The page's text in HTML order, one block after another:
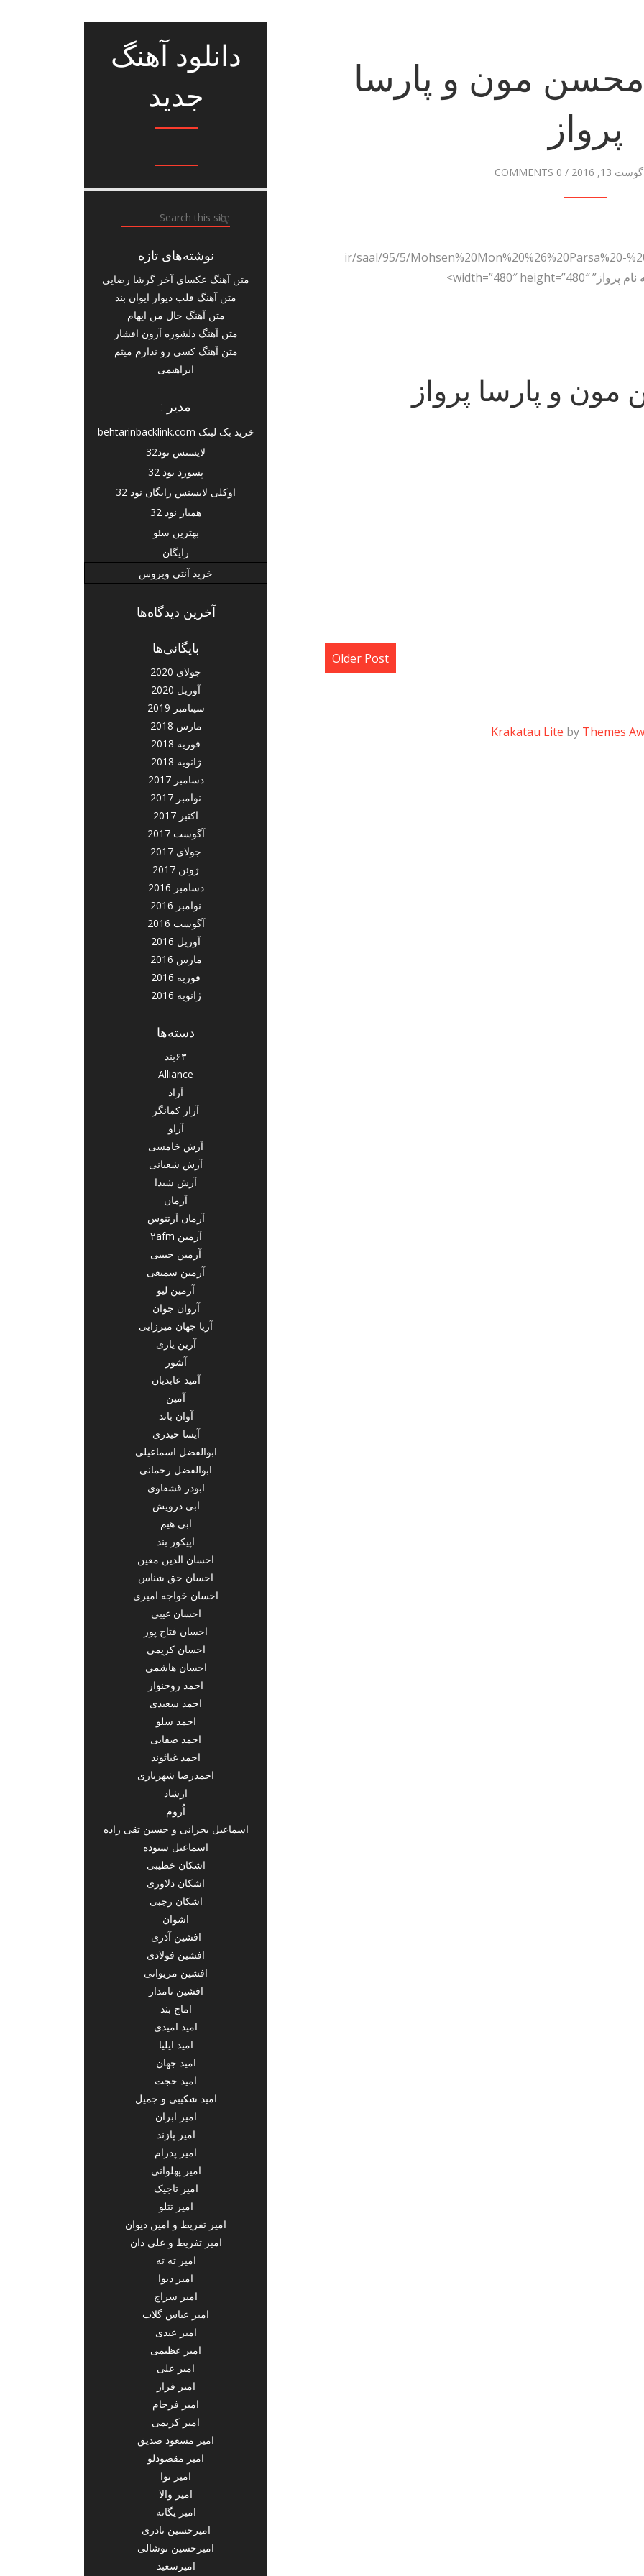
دانلود آهنگ
جدید
نوشته‌های تازه
متن آهنگ عکسای آخر گرشا رضایی
متن آهنگ قلب دیوار ایوان بند
متن آهنگ حال من ایهام
متن آهنگ دلشوره آرون افشار
متن آهنگ کسی رو ندارم میثم
ابراهیمی
مدیر :
خرید بک لینک behtarinbacklink.com
لایسنس نود32
پسورد نود 32
اوکلی لایسنس رایگان نود 32
همیار نود 32
بهترین سئو
رایگان
خرید آنتی ویروس
آخرین دیدگاه‌ها
بایگانی‌ها
جولای 2020
آوریل 2020
سپتامبر 2019
مارس 2018
فوریه 2018
ژانویه 2018
دسامبر 2017
نوامبر 2017
اکتبر 2017
آگوست 2017
جولای 2017
ژوئن 2017
دسامبر 2016
نوامبر 2016
آگوست 2016
آوریل 2016
مارس 2016
فوریه 2016
ژانویه 2016
دسته‌ها
۶۳بند
Alliance
آراد
آراز کمانگر
آراو
آرش خامسی
آرش شعبانی
آرش شیدا
آرمان
آرمان آرتنوس
آرمین ۲afm
آرمین حبیبی
آرمین سمیعی
آرمین لیو
آروان جوان
آریا جهان میرزایی
آرین یاری
آشور
آمید عابدیان
آمین
آوان باند
آیسا حیدری
ابوالفضل اسماعیلی
ابوالفضل رحمانی
ابوذر قشقاوی
ابی درویش
ابی هیم
اپیکور بند
احسان الدین معین
احسان حق شناس
احسان خواجه امیری
احسان غیبی
احسان فتاح پور
احسان کریمی
احسان هاشمی
احمد روحنواز
احمد سعیدی
احمد سلو
احمد صفایی
احمد غیاثوند
احمدرضا شهریاری
ارشاد
اُزوم
اسماعیل بحرانی و حسین تقی زاده
اسماعیل ستوده
اشکان خطیبی
اشکان دلاوری
اشکان رجبی
اشوان
افشین آذری
افشین فولادی
افشین مریوانی
افشین نامدار
اماج بند
امید امیدی
امید ایلیا
امید جهان
امید حجت
امید شکیبی و جمیل
امیر ابران
امیر پازند
امیر پدرام
امیر پهلوانی
امیر تاجیک
امیر تتلو
امیر تفریط و امین دیوان
امیر تفریط و علی دان
امیر ته ته
امیر دیوا
امیر سراج
امیر عباس گلاب
امیر عبدی
امیر عظیمی
امیر علی
امیر فراز
امیر فرجام
امیر کریمی
امیر مسعود صدیق
امیر مقصودلو
امیر نوا
امیر والا
امیر یگانه
امیرحسین نادری
امیرحسین نوشالی
امیرسعید
محسن مون و پارسا
پرواز
13, 2016
/
0 COMMENTS
.ir/saal/95/5/Mohsen%20Mon%20%26%20Parsa%20-
و پارسا پرواز
Older Post
Krakatau Lite by Themes